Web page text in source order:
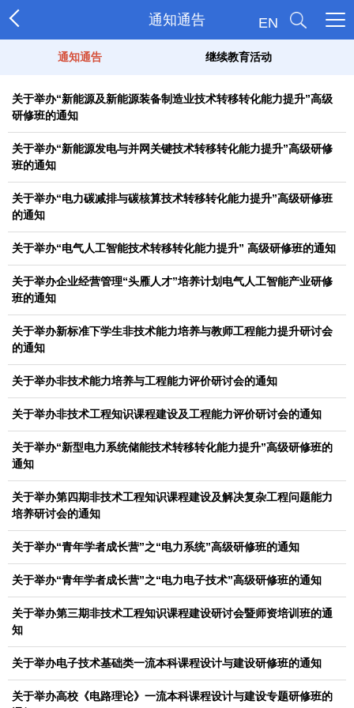
通知通告 EN
通知通告 继续教育活动
关于举办“新能源及新能源装备制造业技术转移转化能力提升”高级
研修班的通知
关于举办“新能源发电与并网关键技术转移转化能力提升”高级研修
班的通知
关于举办“电力碳减排与碳核算技术转移转化能力提升”高级研修班
的通知
关于举办“电气人工智能技术转移转化能力提升” 高级研修班的通知
关于举办企业经营管理“头雁人才”培养计划电气人工智能产业研修
班的通知
关于举办新标准下学生非技术能力培养与教师工程能力提升研讨会
的通知
关于举办非技术能力培养与工程能力评价研讨会的通知
关于举办非技术工程知识课程建设及工程能力评价研讨会的通知
关于举办“新型电力系统储能技术转移转化能力提升”高级研修班的
通知
关于举办第四期非技术工程知识课程建设及解决复杂工程问题能力
培养研讨会的通知
关于举办“青年学者成长营”之“电力系统”高级研修班的通知
关于举办“青年学者成长营”之“电力电子技术”高级研修班的通知
关于举办第三期非技术工程知识课程建设研讨会暨师资培训班的通
知
关于举办电子技术基础类一流本科课程设计与建设研修班的通知
关于举办高校《电路理论》一流本科课程设计与建设专题研修班的